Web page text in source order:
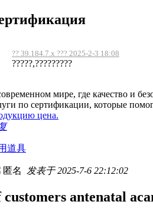
?? 39.184.7.x ??? 2025-2-3 18:08
?????,?????????
мире, где качество и
по сертификации, которые
цена.
道具
匿名 发表于 2025-7-6 22:12:02
antenatal